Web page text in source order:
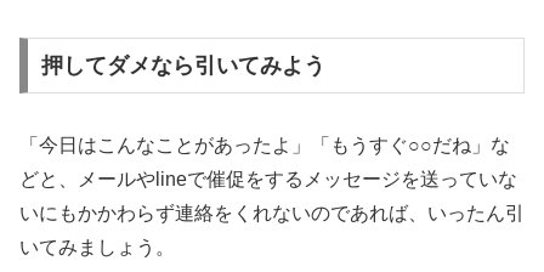
押してダメなら引いてみよう
「今日はこんなことがあったよ」「もうすぐ○○だね」な
どと、メールやlineで催促をするメッセージを送っていな
いにもかかわらず連絡をくれないのであれば、いったん引
いてみましょう。